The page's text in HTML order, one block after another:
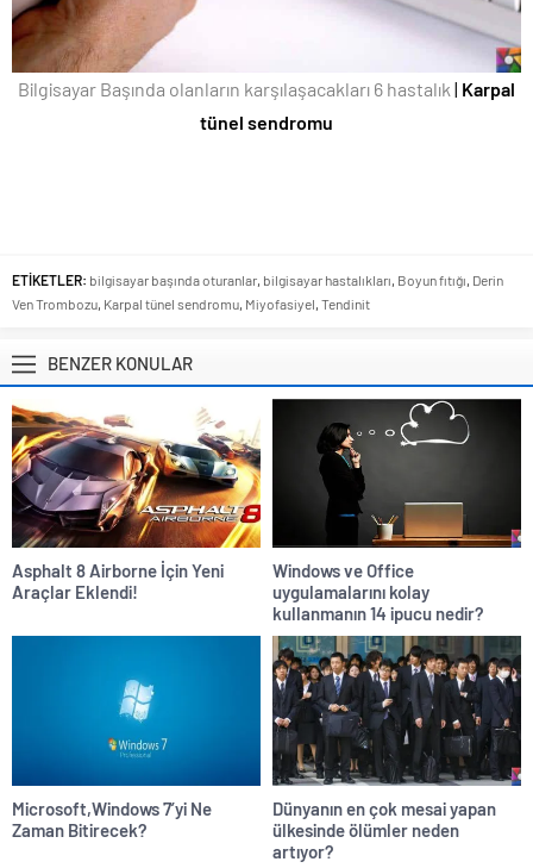
Bilgisayar Başında olanların karşılaşacakları 6 hastalık | Karpal
tünel sendromu
ETİKETLER: bilgisayar başında oturanlar bilgisayar hastalıkları Boyun fıtığı Derin
Ven Trombozu Karpal tünel sendromu Miyofasiyel Tendinit
BENZER KONULAR
Asphalt 8 Airborne İçin Yeni
Araçlar Eklendi!
Windows ve Office
uygulamalarını kolay
kullanmanın 14 ipucu nedir?
Microsoft,Windows 7’yi Ne
Zaman Bitirecek?
Dünyanın en çok mesai yapan
ülkesinde ölümler neden
artıyor?